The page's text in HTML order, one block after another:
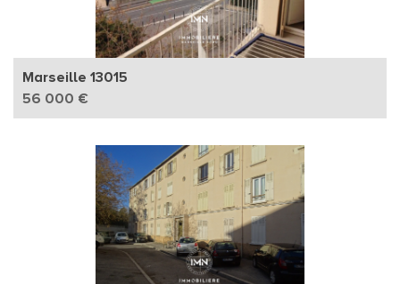
Marseille 13015
56 000 €